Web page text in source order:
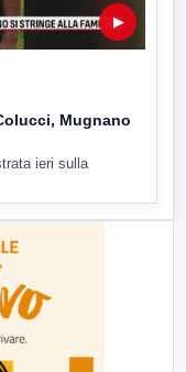
▶
Mugnano
ieri sulla